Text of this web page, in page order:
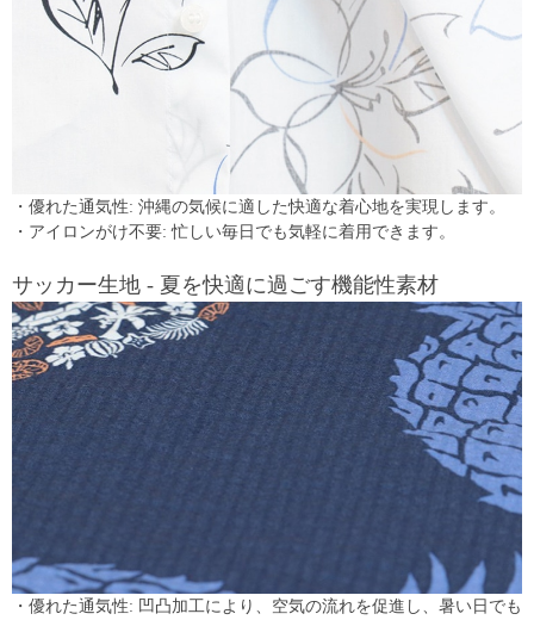
・優れた通気性: 沖縄の気候に適した快適な着心地を実現します。
・アイロンがけ不要: 忙しい毎日でも気軽に着用できます。
サッカー生地 - 夏を快適に過ごす機能性素材
・優れた通気性: 凹凸加工により、空気の流れを促進し、暑い日でも